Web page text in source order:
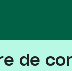
de